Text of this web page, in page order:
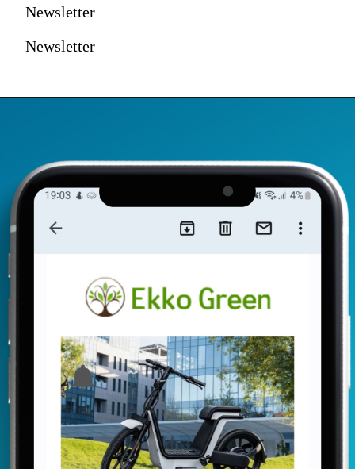
Newsletter
Newsletter